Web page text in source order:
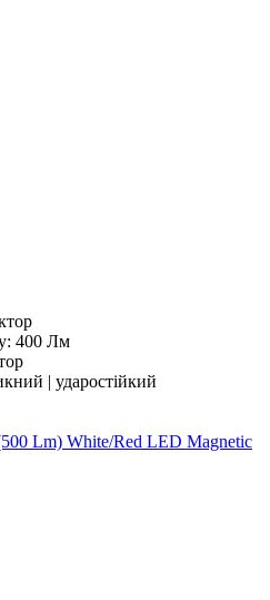
400 Лм
| ударостійкий
Lm) White/Red LED Magnetic